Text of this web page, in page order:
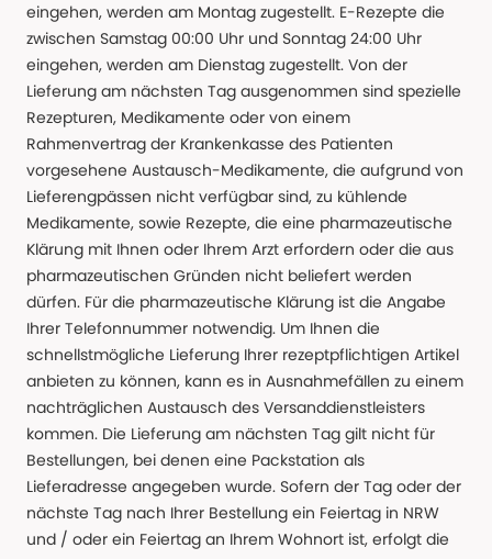
eingehen, werden am Montag zugestellt. E-Rezepte die
zwischen Samstag 00:00 Uhr und Sonntag 24:00 Uhr
eingehen, werden am Dienstag zugestellt. Von der
Lieferung am nächsten Tag ausgenommen sind spezielle
Rezepturen, Medikamente oder von einem
Rahmenvertrag der Krankenkasse des Patienten
vorgesehene Austausch-Medikamente, die aufgrund von
Lieferengpässen nicht verfügbar sind, zu kühlende
Medikamente, sowie Rezepte, die eine pharmazeutische
Klärung mit Ihnen oder Ihrem Arzt erfordern oder die aus
pharmazeutischen Gründen nicht beliefert werden
dürfen. Für die pharmazeutische Klärung ist die Angabe
Ihrer Telefonnummer notwendig. Um Ihnen die
schnellstmögliche Lieferung Ihrer rezeptpflichtigen Artikel
anbieten zu können, kann es in Ausnahmefällen zu einem
nachträglichen Austausch des Versanddienstleisters
kommen. Die Lieferung am nächsten Tag gilt nicht für
Bestellungen, bei denen eine Packstation als
Lieferadresse angegeben wurde. Sofern der Tag oder der
nächste Tag nach Ihrer Bestellung ein Feiertag in NRW
und / oder ein Feiertag an Ihrem Wohnort ist, erfolgt die